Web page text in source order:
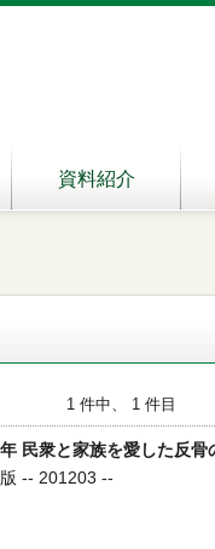
資料紹介
1 件中、 1 件目
民衆と家族を愛した反骨
-- 201203 --